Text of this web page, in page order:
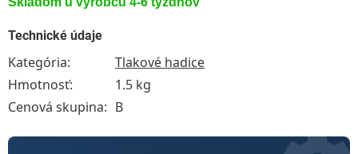
Technické údaje
Kategória:
Tlakové hadice
Hmotnosť:
1.5 kg
Cenová skupina: B